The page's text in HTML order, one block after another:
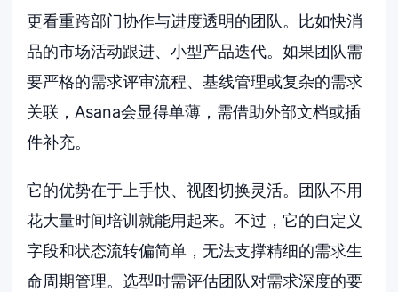
更看重跨部门协作与进度透明的团队。比如快消
品的市场活动跟进、小型产品迭代。如果团队需
要严格的需求评审流程、基线管理或复杂的需求
关联，Asana会显得单薄，需借助外部文档或插
件补充。
它的优势在于上手快、视图切换灵活。团队不用
花大量时间培训就能用起来。不过，它的自定义
字段和状态流转偏简单，无法支撑精细的需求生
命周期管理。选型时需评估团队对需求深度的要